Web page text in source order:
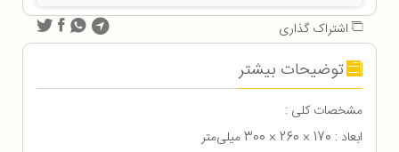
اشتراک گذاری
توضیحات بیشتر
مشخصات کلی :
ابعاد : 170 × 260 × 300 میلی‌متر